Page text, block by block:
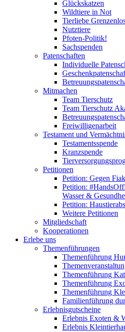
Glückskatzen
Wildtiere in Not
Tierliebe
Nutztiere
Pfoten-Politik!
Sachspenden
Patenschaften
Individuelle
Mitmachen
Team Tierschutz
Team Tierschutz
Freiwilligenarbeit
Testament und
Testamentsspende
Kranzspende
Petitionen
Petition: Gegen
Petition:
Wasser &
Petition:
Weitere Petitionen
Mitgliedschaft
Kooperationen
Erlebe uns
Themenführungen
Themenführung
Themenführung
Themenführung
Themenführung
Familienführung
Erlebnisgutscheine
Erlebnis Exoten &
Erlebnis